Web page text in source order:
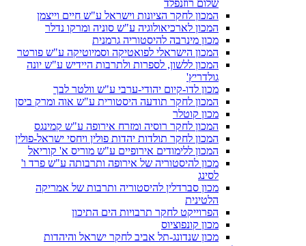
שלום רוזנפלד
המכון לחקר הציונות וישראל ע"ש חיים וייצמן
המכון לארכיאולוגיה ע"ש סוניה ומרקו נדלר
מכון מינרבה להיסטוריה גרמנית
המכון הישראלי לפואטיקה וסמיוטיקה ע"ש פורטר
המכון ללשון, לספרות ולתרבות היידיש ע"ש יונה
גולדריץ'
מכון לדו-קיום יהודי-ערבי ע"ש וולטר לבך
המכון לחקר תודעה היסטורית ע"ש אוה ומרק ביסן
מכון קוטלר
המכון לחקר רוסיה ומזרח אירופה ע"ש קמינגס
המכון לחקר תולדות יהדות פולין ויחסי ישראל-פולין
המכון ללימודים אירופיים ע"ש מוריס א' קוריאל
מכון להיסטוריה של אירופה ותרבותה ע"ש פרד ו'
לסינג
מכון סברדלין להיסטוריה ותרבות של אמריקה
הלטינית
הפרוייקט לחקר תרבויות הים התיכון
מכון קונפוציוס
מכון שנדונג-תל אביב לחקר ישראל והיהדות